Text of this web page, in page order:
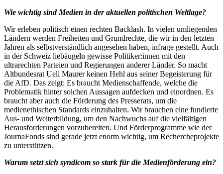
Wie wichtig sind Medien in der aktuellen politischen Weltlage?
Wir erleben politisch einen rechten Backlash. In vielen umliegenden
Ländern werden Freiheiten und Grundrechte, die wir in den letzten
Jahren als selbstverständlich angesehen haben, infrage gestellt. Auch
in der Schweiz liebäugeln gewisse Politiker:innen mit den
ultrarechten Parteien und Regierungen anderer Länder. So macht
Altbundesrat Ueli Maurer keinen Hehl aus seiner Begeisterung für
die AfD. Das zeigt: Es braucht Medienschaffende, welche die
Problematik hinter solchen Aussagen aufdecken und einordnen. Es
braucht aber auch die Förderung des Presserats, um die
medienethischen Standards einzuhalten. Wir brauchen eine fundierte
Aus- und Weiterbildung, um den Nachwuchs auf die vielfältigen
Herausforderungen vorzubereiten. Und Förderprogramme wie der
JournaFonds sind gerade jetzt enorm wichtig, um Rechercheprojekte
zu unterstützen.
Warum setzt sich syndicom so stark für die Medienförderung ein?